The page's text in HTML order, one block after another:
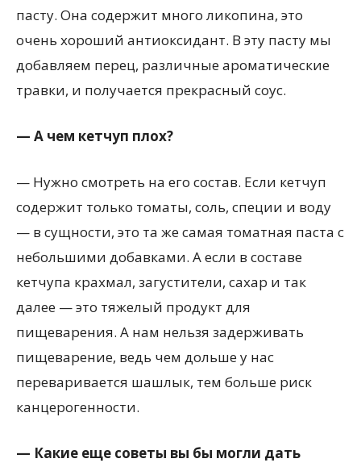
пасту. Она содержит много ликопина, это
очень хороший антиоксидант. В эту пасту мы
добавляем перец, различные ароматические
травки, и получается прекрасный соус.
— А чем кетчуп плох?
— Нужно смотреть на его состав. Если кетчуп
содержит только томаты, соль, специи и воду
— в сущности, это та же самая томатная паста с
небольшими добавками. А если в составе
кетчупа крахмал, загустители, сахар и так
далее — это тяжелый продукт для
пищеварения. А нам нельзя задерживать
пищеварение, ведь чем дольше у нас
переваривается шашлык, тем больше риск
канцерогенности.
— Какие еще советы вы бы могли дать